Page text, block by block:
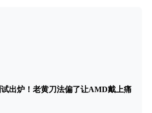
出炉！老黄刀法偏了让AMD戴上痛